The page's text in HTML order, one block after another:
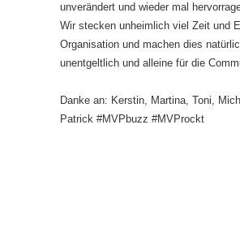
unverändert und wieder mal
Wir stecken unheimlich viel Zeit und
Organisation und machen dies
unentgeltlich und alleine für die
Danke an: Kerstin, Martina, Toni,
Patrick #MVPbuzz #MVProckt